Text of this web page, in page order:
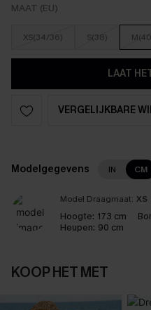
MAAT (EU)
XS(34/36) S(38)
LAAT
VERGELIJKBARE
Modelgegevens IN CM
Model Draagmaat: XS
Hoogte: 173 cm
Heupen: 90 cm
KOOP HET MET